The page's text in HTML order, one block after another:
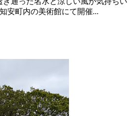
安町内の美術館にて開催...